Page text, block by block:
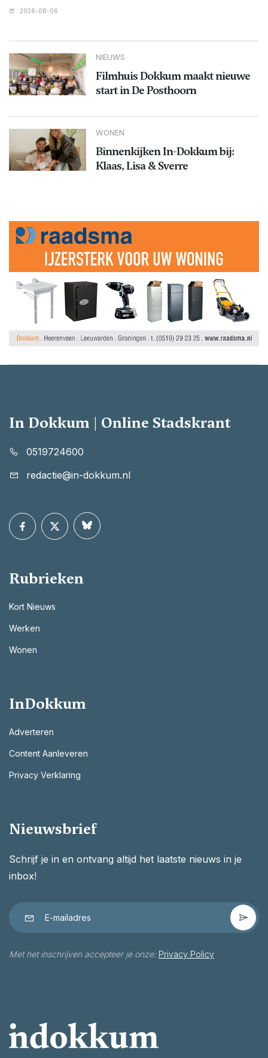
2026-08-06
NIEUWS
Filmhuis Dokkum maakt nieuwe
start in De Posthoorn
WONEN
Binnenkijken In-Dokkum bij:
Klaas, Lisa & Sverre
In Dokkum | Online Stadskrant
0519724600
redactie@in-dokkum.nl
Rubrieken
Kort Nieuws
Werken
Wonen
InDokkum
Adverteren
Content Aanleveren
Privacy Verklaring
Nieuwsbrief
Schrijf je in en ontvang altijd het laatste nieuws in je
inbox!
Met het inschrijven accepteer je onze: Privacy Policy